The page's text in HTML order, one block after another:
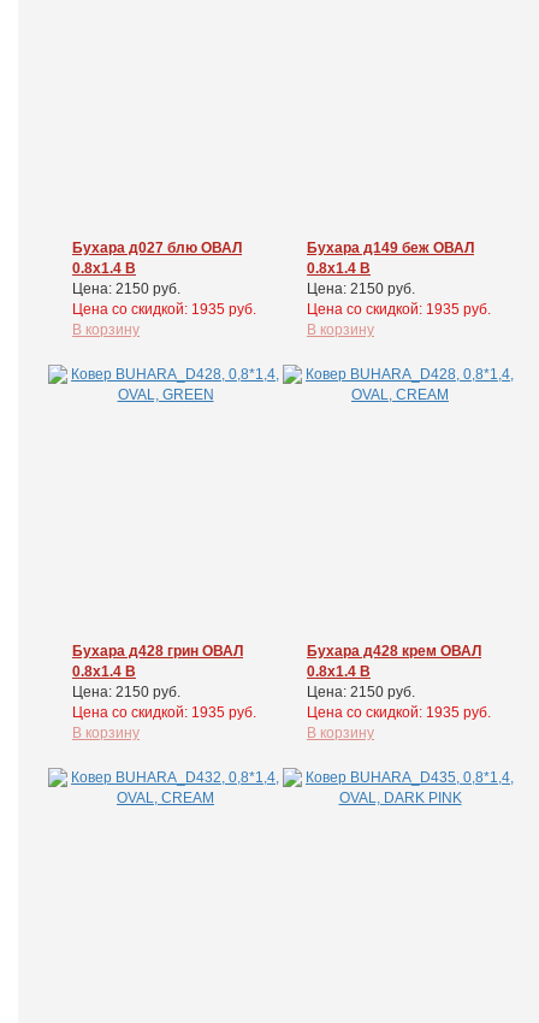
Бухара д027 блю ОВАЛ
0.8x1.4 В
Цена: 2150 руб.
Цена cо скидкой: 1935 руб.
В корзину
Бухара д149 беж ОВАЛ
0.8x1.4 В
Цена: 2150 руб.
Цена cо скидкой: 1935 руб.
В корзину
Бухара д428 грин ОВАЛ
0.8x1.4 В
Цена: 2150 руб.
Цена cо скидкой: 1935 руб.
В корзину
Бухара д428 крем ОВАЛ
0.8x1.4 В
Цена: 2150 руб.
Цена cо скидкой: 1935 руб.
В корзину